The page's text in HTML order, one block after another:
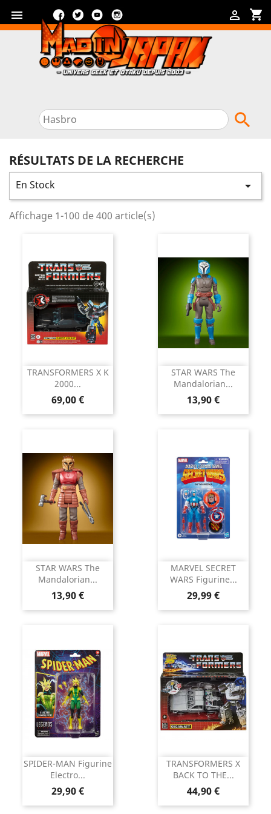
 shopping_cart

FacebookTwitterYouTube

RÉSULTATS DE LA RECHERCHE
En Stock 
Affichage 1-100 de 400 article(s)
TRANSFORMERS X K
2000...
Prix
69,00 €
STAR WARS The
Mandalorian...
Prix
13,90 €
STAR WARS The
Mandalorian...
Prix
13,90 €
MARVEL SECRET
WARS Figurine...
Prix
29,99 €
SPIDER-MAN Figurine
Electro...
Prix
29,90 €
TRANSFORMERS X
BACK TO THE...
Prix
44,90 €